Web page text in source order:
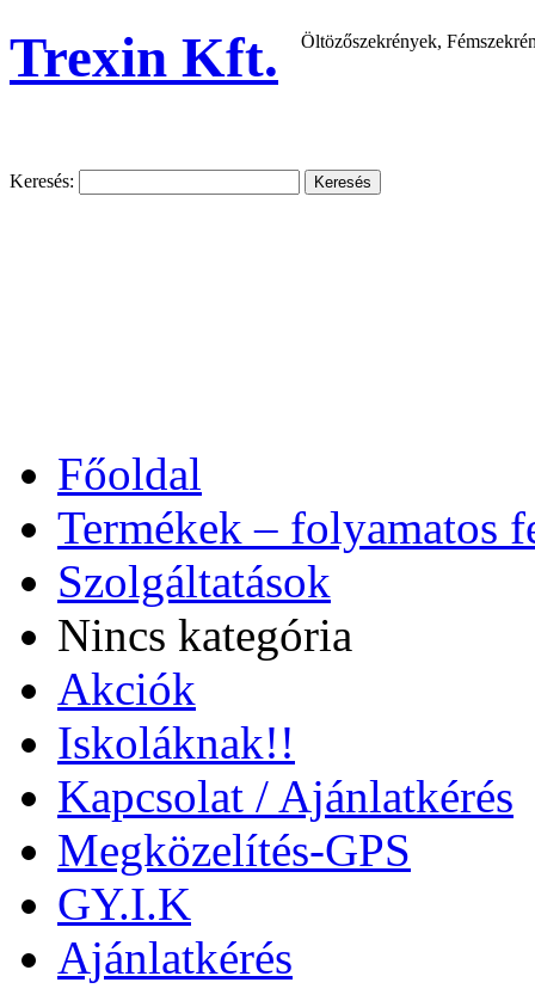
Trexin Kft. Öltözőszekrények,
Keresés:
Főoldal
Termékek – folyamatos
Szolgáltatások
Nincs kategória
Akciók
Iskoláknak!!
Kapcsolat / Ajánlatkérés
Megközelítés-GPS
GY.I.K
Ajánlatkérés